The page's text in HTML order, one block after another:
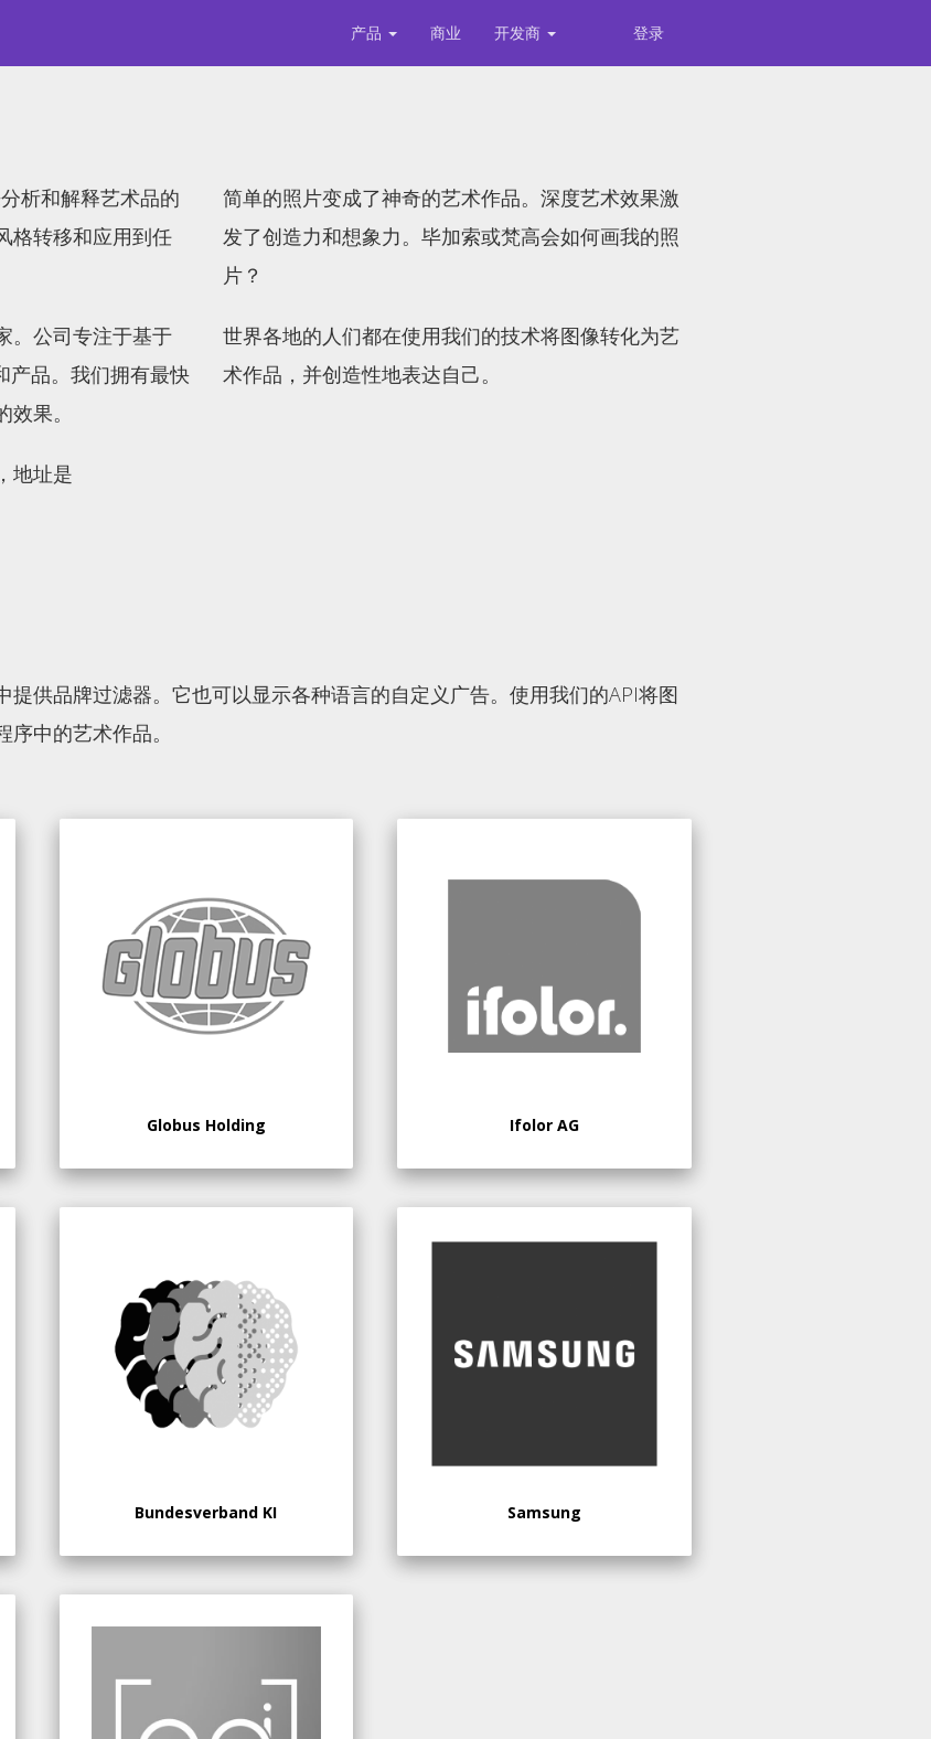
产品 商业 开发商 登录
析和解释艺术品的
格转移和应用到任
简单的照片变成了神奇的艺术作品。深度艺术效果激
发了创造力和想象力。毕加索或梵高会如何画我的照
片？
。公司专注于基于
产品。我们拥有最快
果。
世界各地的人们都在使用我们的技术将图像转化为艺
术作品，并创造性地表达自己。
地址是
提供品牌过滤器。它也可以显示各种语言的自定义广告。使用我们的API将图
中的艺术作品。
Globus Holding Ifolor AG
Bundesverband KI Samsung